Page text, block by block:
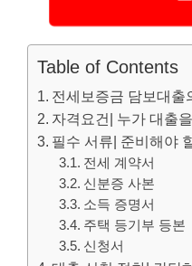
Table of Contents
전세보증금 담보대출
자격요건| 누가 대출
필수 서류| 준비해야
전세 계약서
신분증 사본
소득 증명서
주택 등기부 등본
신청서